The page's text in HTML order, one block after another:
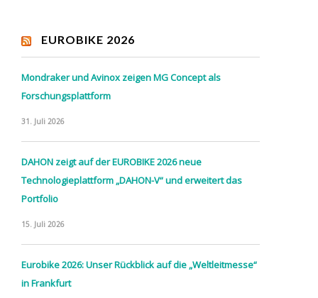
EUROBIKE 2026
Mondraker und Avinox zeigen MG Concept als
Forschungsplattform
31. Juli 2026
DAHON zeigt auf der EUROBIKE 2026 neue
Technologieplattform „DAHON-V“ und erweitert das
Portfolio
15. Juli 2026
Eurobike 2026: Unser Rückblick auf die „Weltleitmesse“
in Frankfurt